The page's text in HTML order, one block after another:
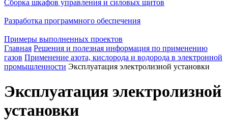
Сборка шкафов управления и силовых щитов
Разработка программного обеспечения
Примеры выполненных проектов
Главная Решения и полезная информация по применению
газов Применение азота, кислорода и водорода в электронной
промышленности Эксплуатация электролизной установки
Эксплуатация электролизной
установки